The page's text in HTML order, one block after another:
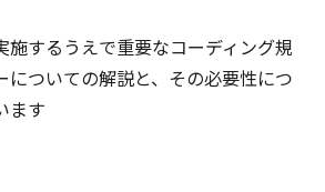
施するうえで重要なコーディング規
についての解説と、その必要性につ
ます